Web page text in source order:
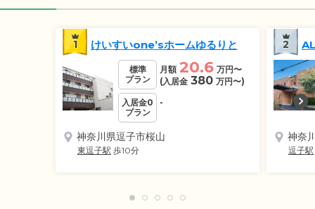
1 けいすいone’sホームゆるりと
標準
プラン
月額 20.6 万円〜
(入居金 380 万円〜)
入居金0
プラン
-
神奈川県逗子市桜山
東逗子駅 歩10分
2
神奈
逗子駅